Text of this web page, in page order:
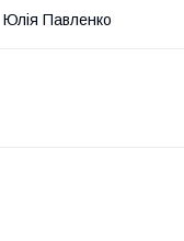
Юлія Павленко